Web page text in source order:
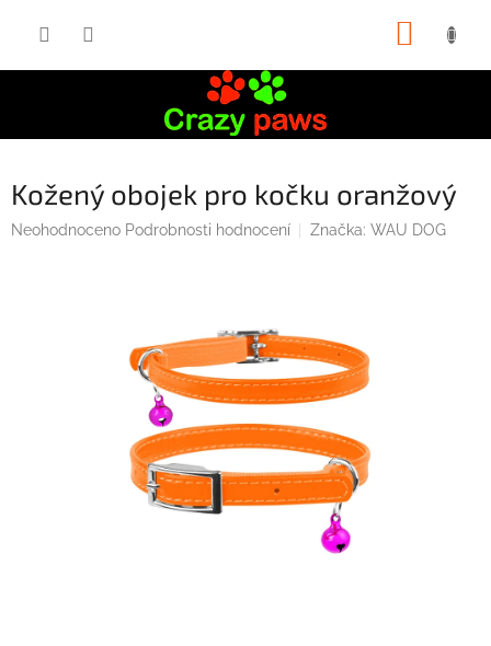
Kožený obojek pro kočku oranžový
Průměrné
Neohodnoceno Podrobnosti hodnocení Značka: WAU DOG